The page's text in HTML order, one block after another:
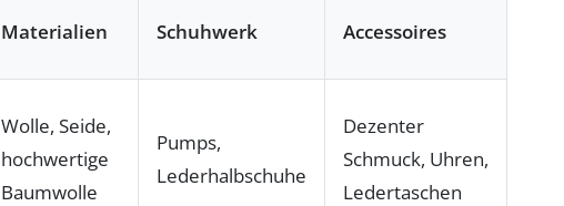
Materialien Schuhwerk Accessoires
Wolle, Seide,
hochwertige
Baumwolle
Pumps,
Lederhalbschuhe
Dezenter
Schmuck, Uhren,
Ledertaschen